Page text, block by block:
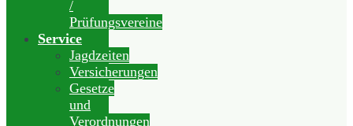
/
Prüfungsvereine
Service
Jagdzeiten
Versicherungen
Gesetze
und
Verordnungen